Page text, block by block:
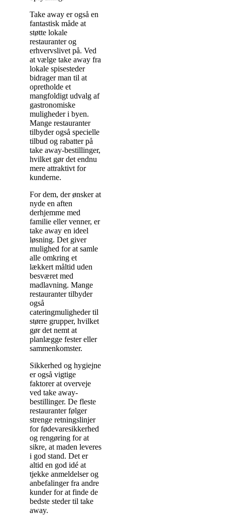
Take away er også en
fantastisk måde at
støtte lokale
restauranter og
erhvervslivet på. Ved
at vælge take away fra
lokale spisesteder
bidrager man til at
opretholde et
mangfoldigt udvalg af
gastronomiske
muligheder i byen.
Mange restauranter
tilbyder også specielle
tilbud og rabatter på
take away-bestillinger,
hvilket gør det endnu
mere attraktivt for
kunderne.
For dem, der ønsker at
nyde en aften
derhjemme med
familie eller venner, er
take away en ideel
løsning. Det giver
mulighed for at samle
alle omkring et
lækkert måltid uden
besværet med
madlavning. Mange
restauranter tilbyder
også
cateringmuligheder til
større grupper, hvilket
gør det nemt at
planlægge fester eller
sammenkomster.
Sikkerhed og hygiejne
er også vigtige
faktorer at overveje
ved take away-
bestillinger. De fleste
restauranter følger
strenge retningslinjer
for fødevaresikkerhed
og rengøring for at
sikre, at maden leveres
i god stand. Det er
altid en god idé at
tjekke anmeldelser og
anbefalinger fra andre
kunder for at finde de
bedste steder til take
away.